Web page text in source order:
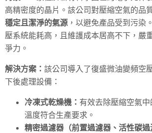
高精密度的晶片。該公司對壓縮空氣的品
穩定且潔淨的氣源 ，以避免產品受到污染
壓系統能耗高，且維護成本居高不下，嚴
爭力。
解決方案： 該公司導入了復盛微油變頻空
下後處理設備：
冷凍式乾燥機： 有效去除壓縮空氣
溫度符合生產要求。
精密過濾器（前置過濾器、活性碳過